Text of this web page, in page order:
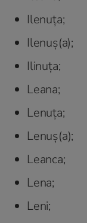
Ilenuța;
Ilenuș(a);
Ilinuța;
Leana;
Lenuța;
Lenuș(a);
Leanca;
Lena;
Leni;